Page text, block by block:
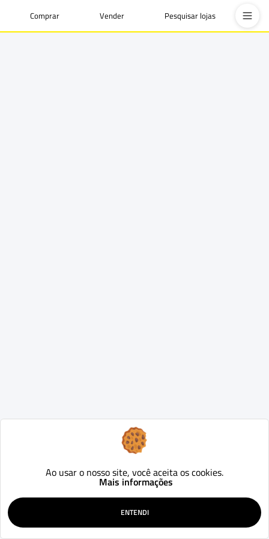
Comprar Vender Pesquisar lojas
Ao usar o nosso site, você aceita os cookies.
Mais informações
ENTENDI